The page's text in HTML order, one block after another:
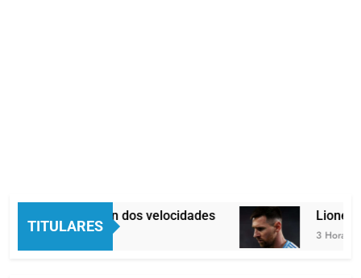
TITULARES
Economía en dos velocidades
3 Horas Atrás
Lionel
3 Horas